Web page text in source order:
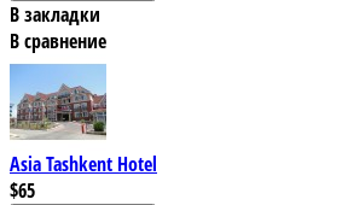
В закладки
В сравнение
Asia Tashkent Hotel
$65